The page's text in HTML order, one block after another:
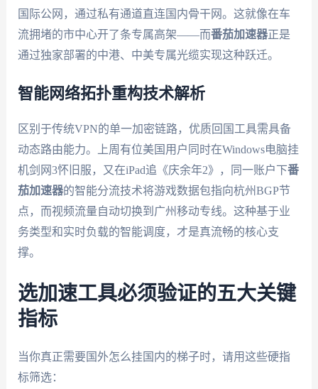
国际公网，通过私有通道直连国内骨干网。这就像在车
流拥堵的市中心开了条专属高架——而番茄加速器正是
通过独家部署的中港、中美专属光缆实现这种跃迁。
智能网络拓扑重构技术解析
区别于传统VPN的单一加密链路，优质回国工具需具备
动态路由能力。上周有位美国用户同时在Windows电脑挂
机剑网3怀旧服，又在iPad追《庆余年2》，同一账户下番
茄加速器的智能分流技术将游戏数据包指向杭州BGP节
点，而视频流量自动切换到广州移动专线。这种基于业
务类型和实时负载的智能调度，才是真流畅的核心支
撑。
选加速工具必须验证的五大关键
指标
当你真正需要国外怎么挂国内的梯子时，请用这些硬指
标筛选：